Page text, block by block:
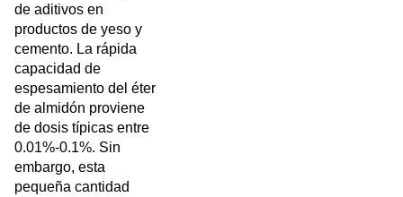
de aditivos en
productos de yeso y
cemento. La rápida
capacidad de
espesamiento del éter
de almidón proviene
de dosis típicas entre
0.01%-0.1%. Sin
embargo, esta
pequeña cantidad